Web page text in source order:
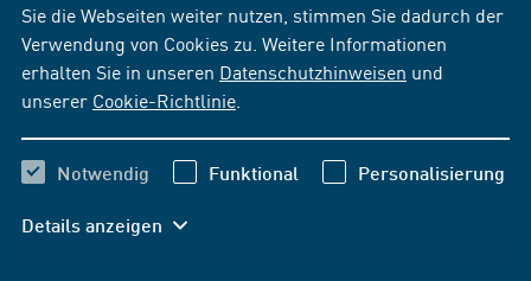
Sie die Webseiten weiter nutzen, stimmen Sie dadurch der
Verwendung von Cookies zu. Weitere Informationen
erhalten Sie in unseren Datenschutzhinweisen und
unserer Cookie-Richtlinie
Notwendig Funktional Personalisierung
Details anzeigen